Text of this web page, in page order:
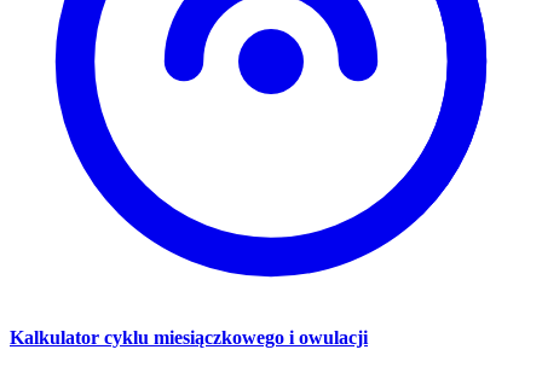
Kalkulator cyklu miesiączkowego i owulacji